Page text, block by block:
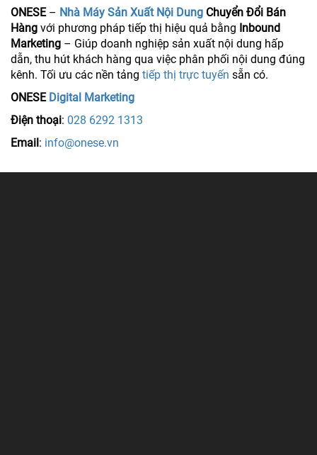
ONESE– Nhà Máy Sản Xuất Nội Dung Chuyển Đổi Bán
Hàng với phương pháp tiếp thị hiệu quả bằng Inbound
Marketing – Giúp doanh nghiệp sản xuất nội dung hấp
dẫn, thu hút khách hàng qua việc phân phối nội dung đúng
kênh. Tối ưu các nền tảng tiếp thị trực tuyến sẵn có.
ONESE Digital Marketing
Điện thoại: 028 6292 1313
Email: info@onese.vn